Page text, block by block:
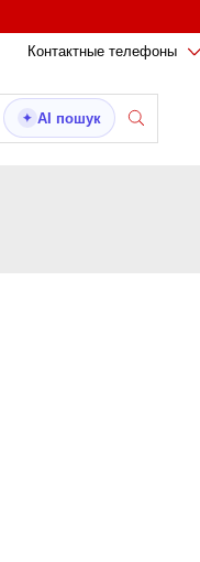
Контактные телефоны
✦ AI пошук